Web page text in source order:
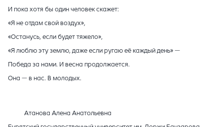
И пока хотя бы один человек скажет:
«Я не отдам свой воздух»,
«Останусь, если будет тяжело»,
«Я люблю эту землю, даже если ругаю её каждый день» —
Победа за нами. И весна продолжается.
Она — в нас. В молодых.
Атанова Алена Анатольевна